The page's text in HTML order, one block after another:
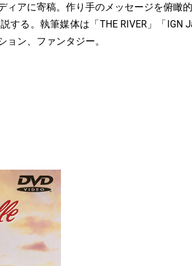
アに寄稿。作り手のメッセージを俯瞰的
する。執筆媒体は「THE RIVER」「IGN
ョン、ファンタジー。